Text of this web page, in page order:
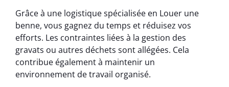
Grâce à une logistique spécialisée en Louer une
benne, vous gagnez du temps et réduisez vos
efforts. Les contraintes liées à la gestion des
gravats ou autres déchets sont allégées. Cela
contribue également à maintenir un
environnement de travail organisé.